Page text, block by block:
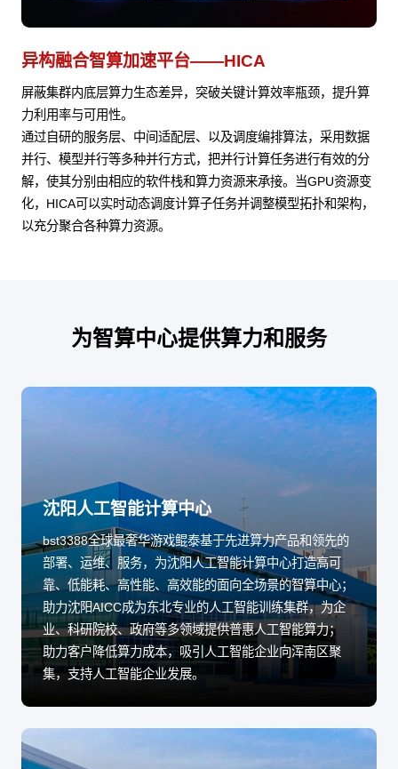
异构融合智算加速平台——HICA
屏蔽集群内底层算力生态差异，突破关键计算效率瓶颈，提升算
力利用率与可用性。
通过自研的服务层、中间适配层、以及调度编排算法，采用数据
并行、模型并行等多种并行方式，把并行计算任务进行有效的分
解，使其分别由相应的软件栈和算力资源来承接。当GPU资源变
化，HICA可以实时动态调度计算子任务并调整模型拓扑和架构，
以充分聚合各种算力资源。
为智算中心提供算力和服务
沈阳人工智能计算中心
bst3388全球最奢华游戏鲲泰基于先进算力产品和领先的
部署、运维、服务，为沈阳人工智能计算中心打造高可
靠、低能耗、高性能、高效能的面向全场景的智算中心；
助力沈阳AICC成为东北专业的人工智能训练集群，为企
业、科研院校、政府等多领域提供普惠人工智能算力；
助力客户降低算力成本，吸引人工智能企业向浑南区聚
集，支持人工智能企业发展。